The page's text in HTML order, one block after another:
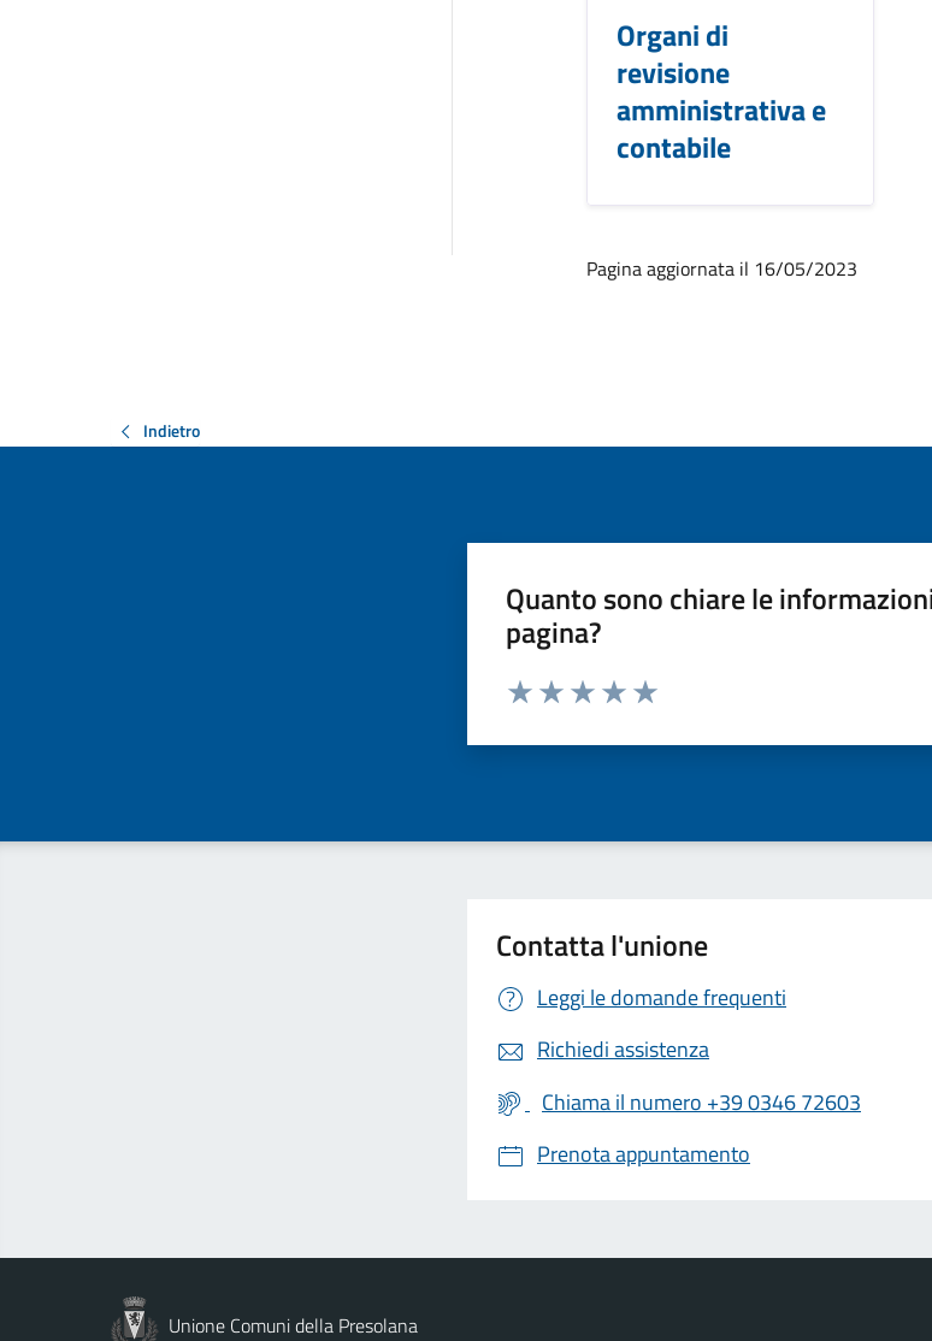
Organi di
revisione
amministrativa e
contabile
Pagina aggiornata il 16/05/2023
Indietro
Quanto sono chiare le
pagina?
Valuta da 1 a 5 stelle la pagina
Contatta l'unione
Leggi le domande frequenti
Richiedi assistenza
Chiama il numero +39 0346 72603
Prenota appuntamento
Unione Comuni della Presolana